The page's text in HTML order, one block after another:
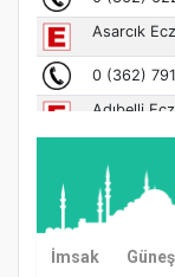
İmsak Güneş